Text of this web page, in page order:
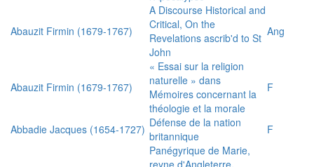
Abauzit Firmin (1679-1767)
A Discourse Historical and
Critical, On the
Revelations ascrib'd to St
John
Ang
Abauzit Firmin (1679-1767)
« Essai sur la religion
naturelle » dans
Mémoires concernant la
théologie et la morale
F
Abbadie Jacques (1654-1727) Défense de la nation
britannique
F
Panégyrique de Marie,
reyne d'Angleterre,